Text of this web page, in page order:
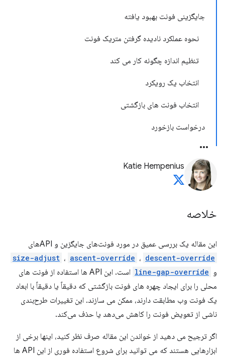
جایگزینی فونت بهبود یافته
نحوه عملکرد نادیده گرفتن متریک فونت
تنظیم اندازه چگونه کار می کند
انتخاب یک رویکرد
انتخاب فونت های بازگشتی
درخواست بازخورد
Katie Hempenius
خلاصه
این مقاله یک بررسی عمیق در مورد فونت‌های جایگزین و APIهای
size-adjust ، ascent-override ، descent-override
و line-gap-override
است. این API ها استفاده از فونت های
محلی را برای ایجاد چهره های فونت بازگشتی که دقیقاً یا دقیقاً با ابعاد
یک فونت وب مطابقت دارند، ممکن می سازند. این تغییرات طرح‌بندی
ناشی از تعویض فونت را کاهش می‌دهد یا حذف می‌کند.
اگر ترجیح می دهید از خواندن این مقاله صرف نظر کنید، اینها برخی از
ابزارهایی هستند که می توانید برای شروع استفاده فوری از این API ها